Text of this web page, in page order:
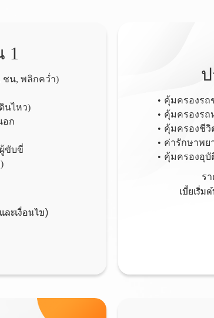
1
ชน, พลิกคว่ำ)
นไหว)
อก
ขับขี่
ะเงื่อนไข)
คุ้มครองรถ
คุ้มครองรถ
คุ้มครองชี
ค่ารักษาพย
คุ้มครองอุบั
ร
เบี้ยเริ่